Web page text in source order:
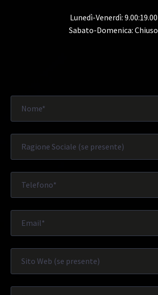
Lunedì-Venerdì: 9.00:19.00
Sabato-Domenica: Chiuso